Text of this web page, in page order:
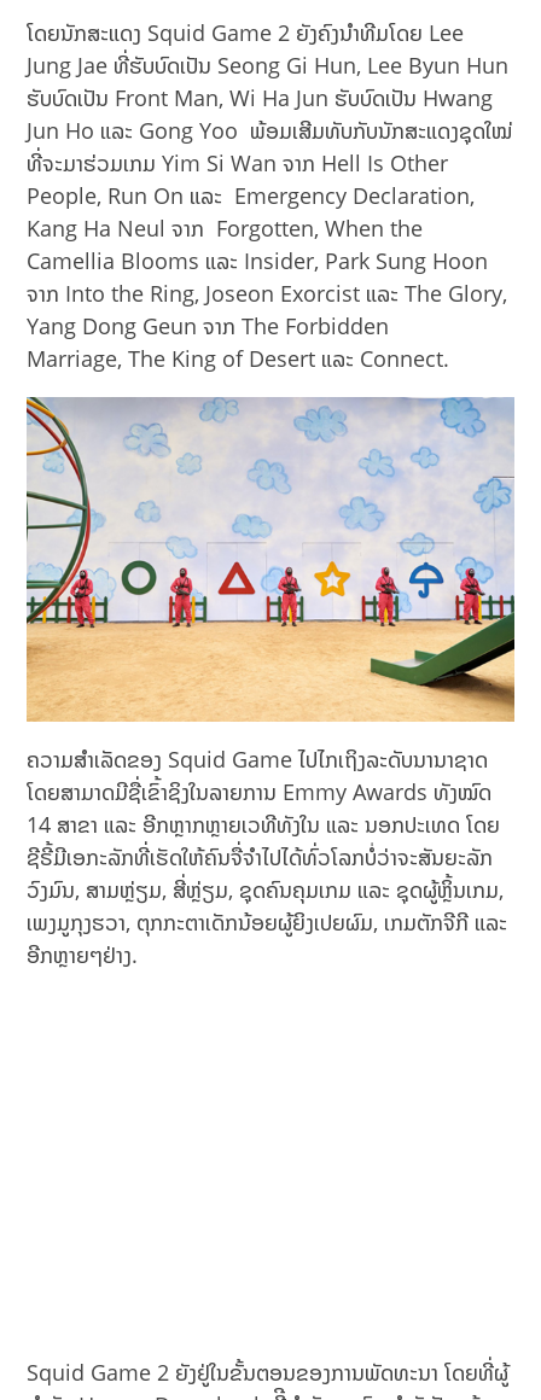
ໂດຍນັກສະແດງ Squid Game 2 ຍັງຄົງນຳທີມໂດຍ Lee
Jung Jae ທີ່ຮັບບົດເປັນ Seong Gi Hun, Lee Byun Hun
ຮັບບົດເປັນ Front Man, Wi Ha Jun ຮັບບົດເປັນ Hwang
Jun Ho ແລະ Gong Yoo ພ້ອມເສີມທັບກັບນັກສະແດງຊຸດໃໝ່
ທີ່ຈະມາຮ່ວມເກມ Yim Si Wan ຈາກ Hell Is Other
People, Run On ແລະ Emergency Declaration,
Kang Ha Neul ຈາກ Forgotten, When the
Camellia Blooms ແລະ Insider, Park Sung Hoon
ຈາກ Into the Ring, Joseon Exorcist ແລະ The Glory,
Yang Dong Geun ຈາກ The Forbidden
Marriage, The King of Desert ແລະ Connect.
ຄວາມສຳເລັດຂອງ Squid Game ໄປໄກເຖິງລະດັບນານາຊາດ
ໂດຍສາມາດມີຊື່ເຂົ້າຊິງໃນລາຍການ Emmy Awards ທັງໝົດ
14 ສາຂາ ແລະ ອີກຫຼາກຫຼາຍເວທີທັງໃນ ແລະ ນອກປະເທດ ໂດຍ
ຊີຣີ້ມີເອກະລັກທີ່ເຮັດໃຫ້ຄົນຈື່ຈຳໄປໄດ້ທົ່ວໂລກບໍ່ວ່າຈະສັນຍະລັກ
ວົງມົນ, ສາມຫຼ່ຽມ, ສີ່ຫຼ່ຽມ, ຊຸດຄົນຄຸມເກມ ແລະ ຊຸດຜູ້ຫຼິ້ນເກມ,
ເພງມູກຸງຮວາ, ຕຸກກະຕາເດັກນ້ອຍຜູ້ຍິງເປຍຜົມ, ເກມຕັກຈີກີ ແລະ
ອີກຫຼາຍໆຢ່າງ.
Squid Game 2 ຍັງຢູ່ໃນຂັ້ນຕອນຂອງການພັດທະນາ ໂດຍທີ່ຜູ້